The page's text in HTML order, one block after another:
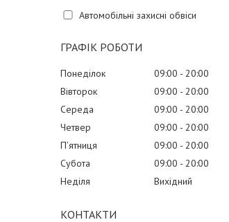
Автомобільні захисні обвіси
ГРАФІК РОБОТИ
Понеділок 09:00
20:00
Вівторок
09:00
20:00
Середа
09:00
20:00
Четвер
09:00
20:00
Пʼятниця
09:00
20:00
Субота
09:00
20:00
Неділя
Вихідний
КОНТАКТИ